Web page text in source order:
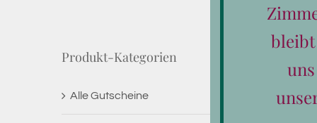
Produkt-Kategorien
Alle Gutscheine
bleibt